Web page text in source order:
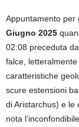
Appuntamento per
Giugno 2025
02:08 preceduta
falce,
caratteristiche
scure estensioni
di Aristarchus) e le
nota